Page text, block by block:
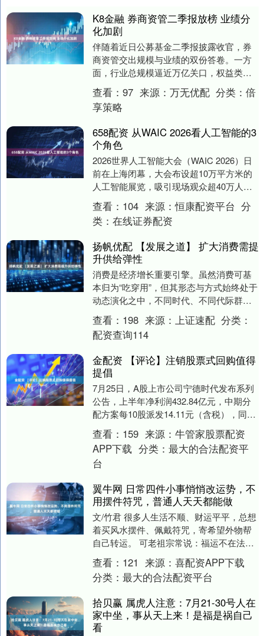
K8金融 券商资管二季报放榜 业绩分
化加剧
伴随着近日公募基金二季报披露收官，券
商资管交出规模与业绩的双份答卷。一方
面，行业总规模逼近万亿关口，权益类产
品成为增长主引擎，头部机构强者恒强格
局持续深化；另一....
查看： 97 来源： 万无优配 分类：倍
享策略
658配资 从WAIC 2026看人工智能的3
个角色
2026世界人工智能大会（WAIC 2026）日
前在上海闭幕，大会布设超10万平方米的
人工智能展览，吸引现场观众超40万人
次，预计达成意向采购金额约203.6亿....
查看： 104 来源：恒康配资平台 分
类： 在线证券配资
扬帆优配 【发展之道】 扩大消费需提
升供给弹性
消费是经济增长重要引擎。虽然消费可基
本归为“吃穿用”，但其形态与方式始终处于
动态演化之中，不同时代、不同代际群体
各自主流的消费模式持续迭代更新。要有
效扩大消费，....
查看： 198 来源： 上证速配 分类：
配资查询114
金配资 【评论】注销股票式回购值得
提倡
7月25日，A股上市公司宁德时代发布系列
公告，上半年净利润432.84亿元，中期分
配方案每10股派发14.11元（含税），同时
拟使用不低于200亿元且不超过40....
查看： 159 来源： 牛管家股票配资
APP下载 分类： 最大的合法配资平
台
翼牛网 日常四件小事悄悄改运势，不
用摆件符咒，普通人天天都能做
文/竹君 很多人生活不顺、财运平平，总想
着买风水摆件、佩戴符咒，寄希望外物帮
自己转运。 可老祖宗常说：福运不在法器
里，磁场藏在日常里。 所谓改运，本质就
是净化自....
查看： 121 来源： 喜配资APP下载
分类： 最大的合法配资平台
拾贝赢 属虎人注意：7月21-30号人在
家中坐，事从天上来！是福是祸自己
看